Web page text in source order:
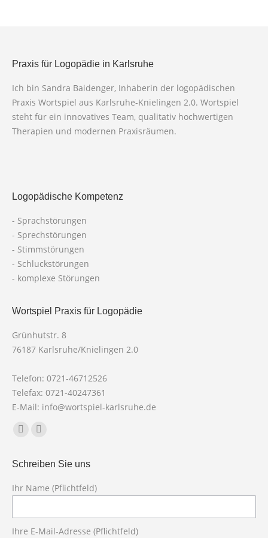
Praxis für Logopädie in Karlsruhe
Ich bin Sandra Baidenger, Inhaberin der logopädischen
Praxis Wortspiel aus Karlsruhe-Knielingen 2.0. Wortspiel
steht für ein innovatives Team, qualitativ hochwertigen
Therapien und modernen Praxisräumen.
Logopädische Kompetenz
- Sprachstörungen
- Sprechstörungen
- Stimmstörungen
- Schluckstörungen
- komplexe Störungen
Wortspiel Praxis für Logopädie
Grünhutstr. 8
76187 Karlsruhe/Knielingen 2.0
Telefon: 0721-46712526
Telefax: 0721-40247361
E-Mail: info@wortspiel-karlsruhe.de
Finden Sie uns auf:
Facebook
opens
in
new
X
opens
new
Schreiben Sie uns
Ihr Name (Pflichtfeld)
Ihre E-Mail-Adresse (Pflichtfeld)